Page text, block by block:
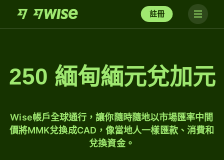
註冊
250 緬甸緬元兌加元
Wise帳戶全球通行，讓你隨時隨地以市場匯率中間
價將MMK兌換成CAD，像當地人一樣匯款、消費和
兌換資金。